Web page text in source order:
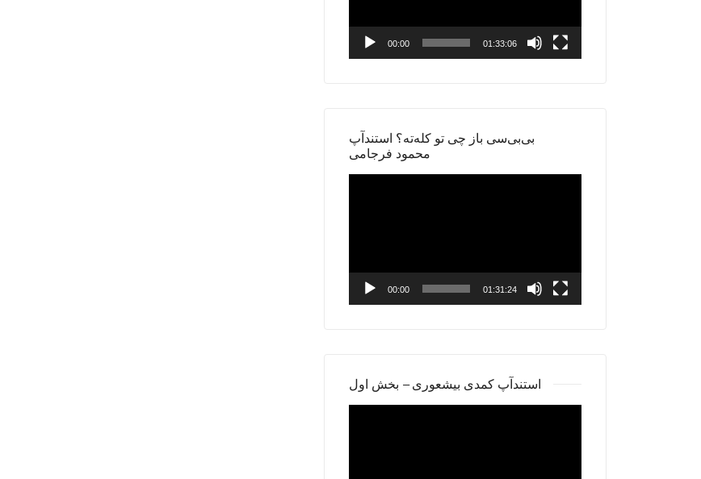
00:00 01:33:06
بی‌بی‌سی باز چی تو کله‌ته؟ استندآپ
محمود فرجامی
00:00 01:31:24
استندآپ کمدی بیشعوری – بخش اول